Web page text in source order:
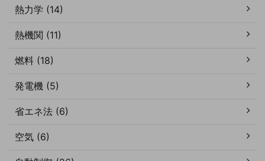
熱力学 (14)
熱機関 (11)
燃料 (18)
発電機 (5)
省エネ法 (6)
空気 (6)